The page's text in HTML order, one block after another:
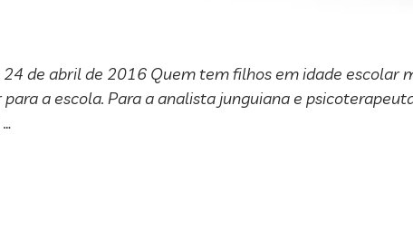
de abril de 2016 Quem tem filhos em idade escolar
a escola. Para a analista junguiana e